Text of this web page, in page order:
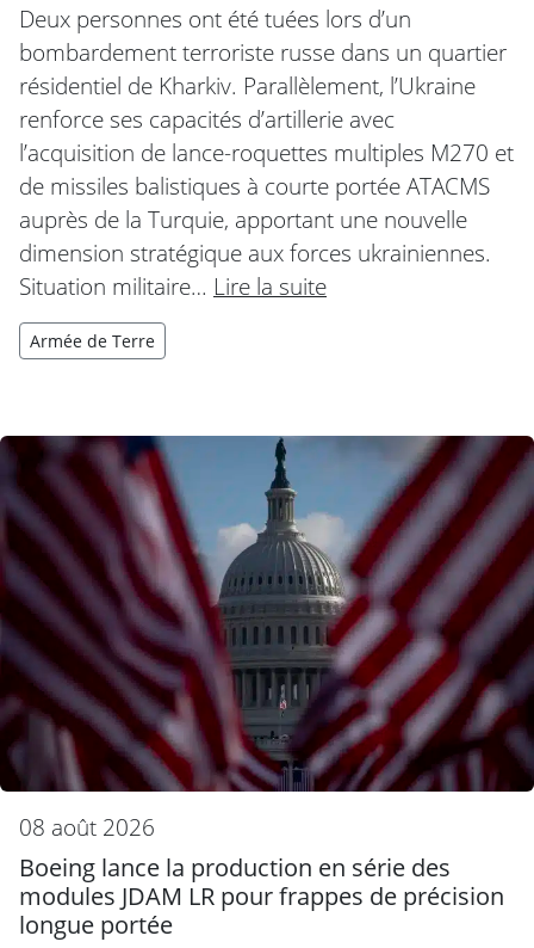
Deux personnes ont été tuées lors d’un
bombardement terroriste russe dans un quartier
résidentiel de Kharkiv. Parallèlement, l’Ukraine
renforce ses capacités d’artillerie avec
l’acquisition de lance-roquettes multiples M270 et
de missiles balistiques à courte portée ATACMS
auprès de la Turquie, apportant une nouvelle
dimension stratégique aux forces ukrainiennes.
Situation militaire… Lire la suite
Armée de Terre
08 août 2026
Boeing lance la production en série des
modules JDAM LR pour frappes de précision
longue portée